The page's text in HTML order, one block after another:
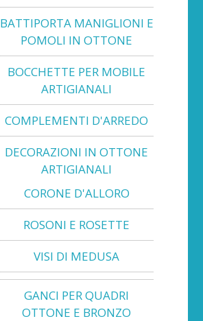
BATTIPORTA MANIGLIONI E
POMOLI IN OTTONE
BOCCHETTE PER MOBILE
ARTIGIANALI
COMPLEMENTI D'ARREDO
DECORAZIONI IN OTTONE
ARTIGIANALI
CORONE D'ALLORO
ROSONI E ROSETTE
VISI DI MEDUSA
GANCI PER QUADRI
OTTONE E BRONZO